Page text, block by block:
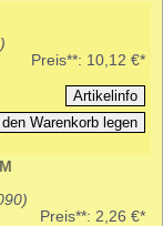
Preis**: 10,12 €*
Preis**: 2,26 €*